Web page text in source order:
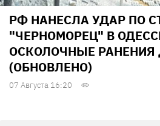
РФ НАНЕСЛА УДАР ПО
"ЧЕРНОМОРЕЦ" В
ОСКОЛОЧНЫЕ
(ОБНОВЛЕНО)
07 Августа 16:20